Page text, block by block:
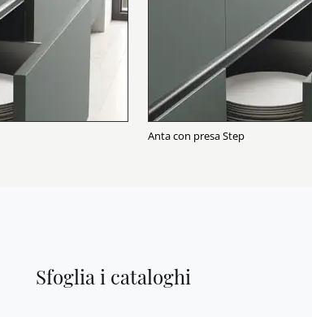
Anta con presa Step
Sfoglia i cataloghi